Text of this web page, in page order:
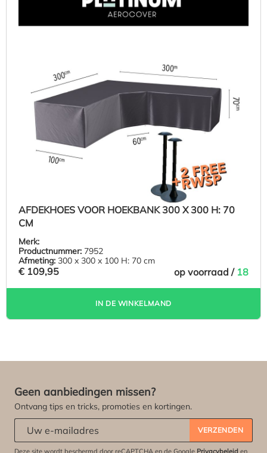
AFDEKHOES VOOR HOEKBANK 300 X 300 H: 70
CM
Merk:
Productnummer: 7952
Afmeting: 300 x 300 x 100 H: 70 cm
€ 109,95 op voorraad / 18
IN DE WINKELMAND
Geen aanbiedingen missen?
Ontvang tips en tricks, promoties en kortingen.
VERZENDEN
Deze site wordt beschermd door reCAPTCHA en de Google Privacybeleid en